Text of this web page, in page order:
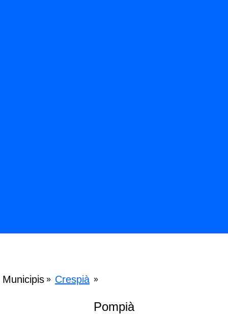
Municipis » Crespià »
Pompià